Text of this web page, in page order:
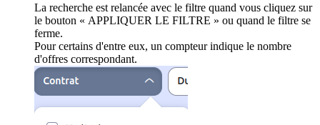
La recherche est relancée avec le filtre quand vous cliquez sur
le bouton « APPLIQUER LE FILTRE » ou quand le filtre se
ferme.
Pour certains d'entre eux, un compteur indique le nombre
d'offres correspondant.